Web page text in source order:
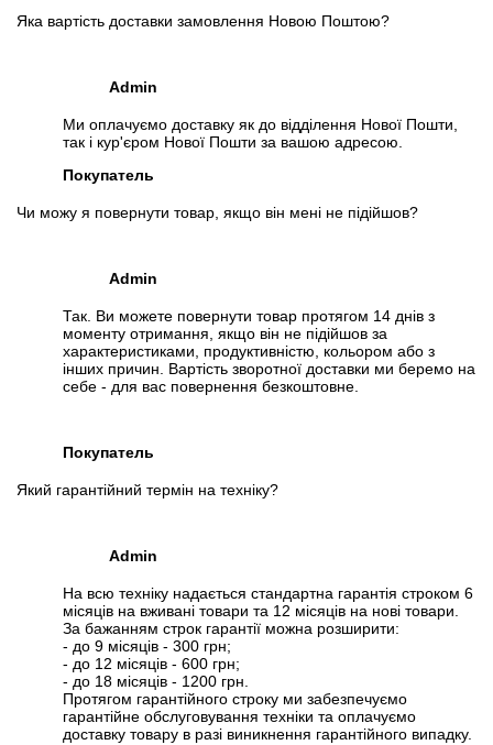
Слідкувати в Instagram
Слідкувати на Facebook
Яка вартість доставки замовлення Новою Поштою?
Admin
Ми оплачуємо доставку як до відділення Нової Пошти,
так і кур'єром Нової Пошти за вашою адресою.
Покупатель
Чи можу я повернути товар, якщо він мені не підійшов?
Admin
Так. Ви можете повернути товар протягом 14 днів з
моменту отримання, якщо він не підійшов за
характеристиками, продуктивністю, кольором або з
інших причин. Вартість зворотної доставки ми беремо на
себе - для вас повернення безкоштовне.
Покупатель
Який гарантійний термін на техніку?
Admin
На всю техніку надається стандартна гарантія строком 6
місяців на вживані товари та 12 місяців на нові товари.
За бажанням строк гарантії можна розширити:
- до 9 місяців - 300 грн;
- до 12 місяців - 600 грн;
- до 18 місяців - 1200 грн.
Протягом гарантійного строку ми забезпечуємо
гарантійне обслуговування техніки та оплачуємо
доставку товару в разі виникнення гарантійного випадку.